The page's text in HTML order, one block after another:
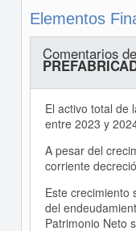
Elementos
Comentarios
El activo total de
entre 2023 y
A pesar del
corriente
Este crecimiento
del
Patrimonio Neto